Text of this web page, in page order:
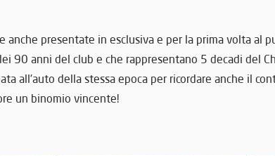
anche presentate in esclusiva e per la prima volta al
90 anni del club e che rappresentano 5 decadi del
all’auto della stessa epoca per ricordare anche il
un binomio vincente!